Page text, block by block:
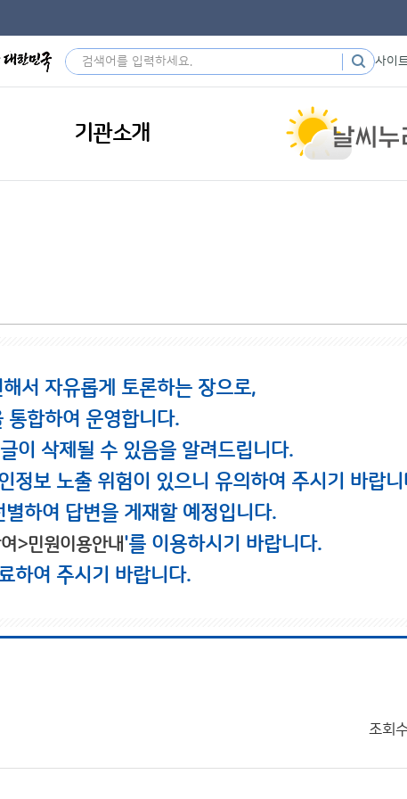
사이
기관소개
서 자유롭게 토론하는 장으로,
통합하여 운영합니다.
이 삭제될 수 있음을 알려드립니다.
정보 노출 위험이 있으니 유의하여 주시기 바랍니
하여 답변을 게재할 예정입니다.
>민원이용안내'를 이용하시기 바랍니다.
하여 주시기 바랍니다.
조회